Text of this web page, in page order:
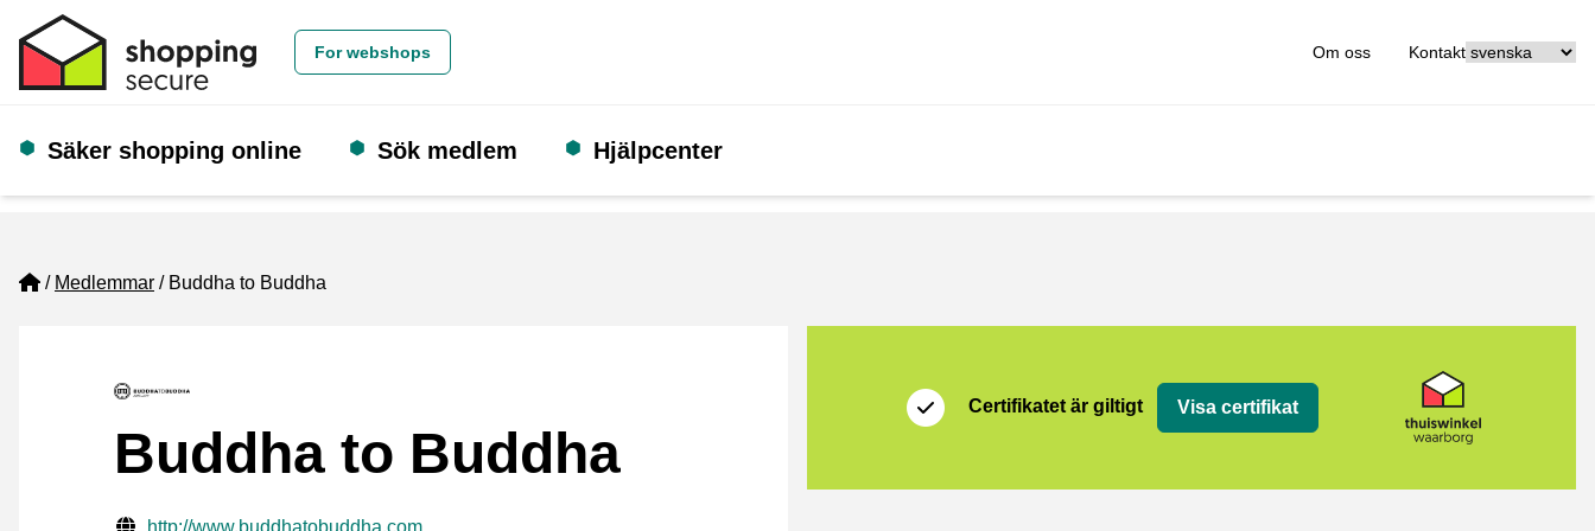
For webshops Om oss Kontakt
Säker shopping online Sök medlem Hjälpcenter
Home
Medlemmar Buddha to Buddha
Buddha to Buddha
Verifierade kontaktuppgifter
Website URL
http://www.buddhatobuddha.com
Certifikatet är giltigt Visa certifikat